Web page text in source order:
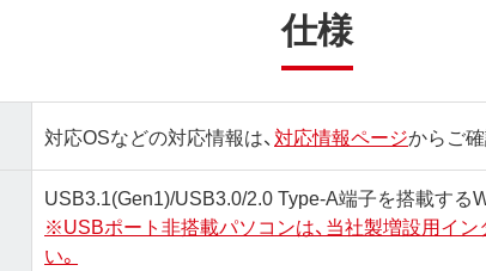
仕様
対応OSなどの対応情報は、対応情報ページからご
USB3.1(Gen1)/USB3.0/2.0 Type-A端子を搭載する
※USBポート非搭載パソコンは、当社製増設用イ
い。